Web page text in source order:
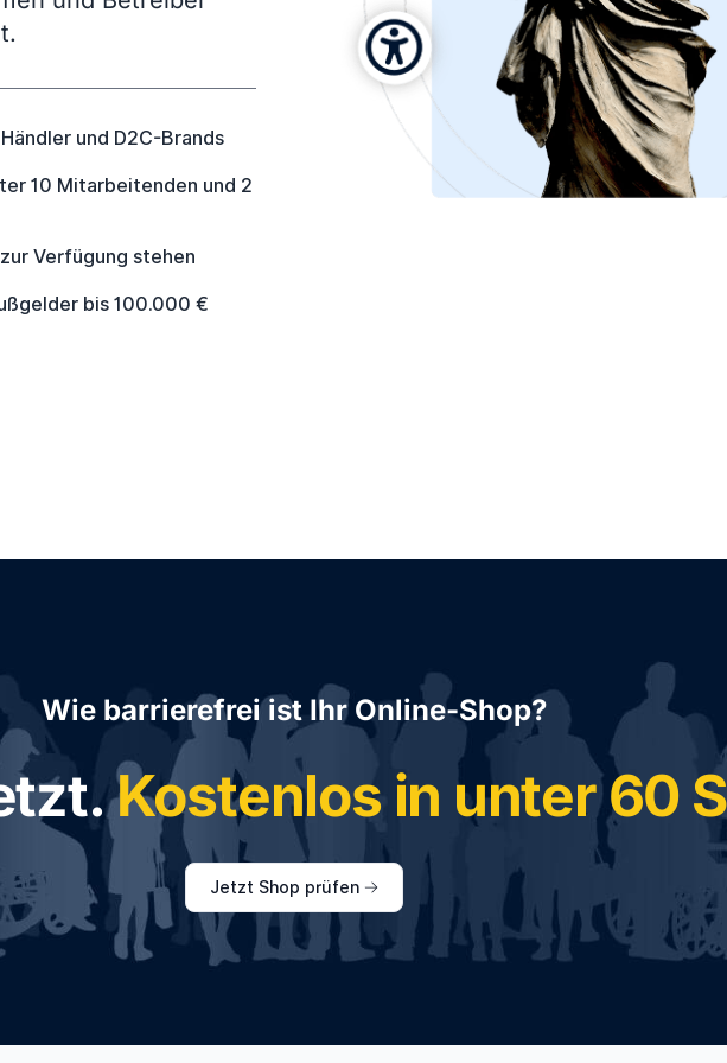
und D2C-Brands
10 Mitarbeitenden und 2
Verfügung stehen
bis 100.000 €
Wie barrierefrei ist Ihr Online-Shop?
Kostenlos in unter 60
Jetzt Shop prüfen